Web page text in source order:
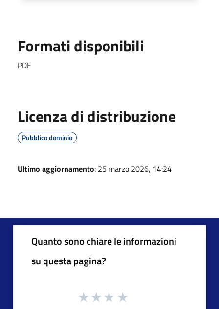
Formati disponibili
PDF
Licenza di distribuzione
Pubblico dominio
Ultimo aggiornamento: 25 marzo 2026, 14:24
Quanto sono chiare le informazioni
su questa pagina?